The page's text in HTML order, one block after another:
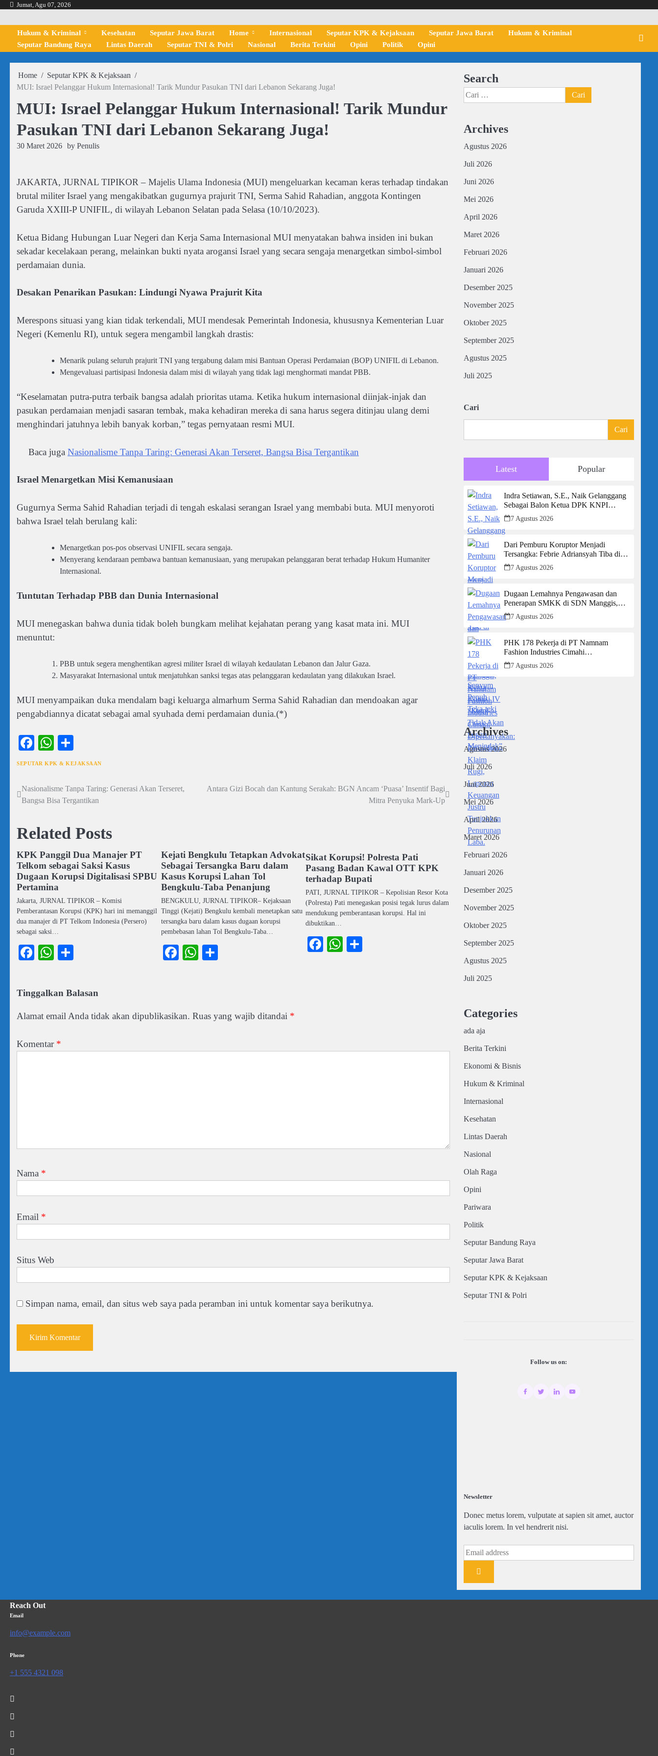
Skip
content
Jumat, Agu 07, 2026
Hukum & Kriminal Kesehatan Seputar Jawa Barat Home Internasional Seputar KPK & Kejaksaan Seputar Jawa Barat
Hukum & Kriminal
Seputar Bandung Raya
Lintas Daerah Seputar TNI & Polri Nasional Berita Terkini Opini Politik Opini
Home
Seputar KPK & Kejaksaan
MUI: Israel Pelanggar Hukum Internasional! Tarik Mundur Pasukan TNI dari Lebanon Sekarang Juga!
MUI: Israel Pelanggar Hukum Internasional! Tarik Mundur
Pasukan TNI dari Lebanon Sekarang Juga!
30 Maret 2026 by Penulis
JAKARTA, JURNAL TIPIKOR – Majelis Ulama Indonesia (MUI) mengeluarkan kecaman keras terhadap tindakan
brutal militer Israel yang mengakibatkan gugurnya prajurit TNI, Serma Sahid Rahadian, anggota Kontingen
Garuda XXIII-P UNIFIL, di wilayah Lebanon Selatan pada Selasa (10/10/2023).
Ketua Bidang Hubungan Luar Negeri dan Kerja Sama Internasional MUI menyatakan bahwa insiden ini bukan
sekadar kecelakaan perang, melainkan bukti nyata arogansi Israel yang secara sengaja menargetkan simbol-simbol
perdamaian dunia.
Desakan Penarikan Pasukan: Lindungi Nyawa Prajurit Kita
Merespons situasi yang kian tidak terkendali, MUI mendesak Pemerintah Indonesia, khususnya Kementerian Luar
Negeri (Kemenlu RI), untuk segera mengambil langkah drastis:
Menarik pulang seluruh prajurit TNI yang tergabung dalam misi Bantuan Operasi Perdamaian (BOP) UNIFIL di Lebanon.
Mengevaluasi partisipasi Indonesia dalam misi di wilayah yang tidak lagi menghormati mandat PBB.
“Keselamatan putra-putra terbaik bangsa adalah prioritas utama. Ketika hukum internasional diinjak-injak dan
pasukan perdamaian menjadi sasaran tembak, maka kehadiran mereka di sana harus segera ditinjau ulang demi
menghindari jatuhnya lebih banyak korban,” tegas pernyataan resmi MUI.
Baca juga Nasionalisme Tanpa Taring: Generasi Akan Terseret, Bangsa Bisa Tergantikan
Israel Menargetkan Misi Kemanusiaan
Gugurnya Serma Sahid Rahadian terjadi di tengah eskalasi serangan Israel yang membabi buta. MUI menyoroti
bahwa Israel telah berulang kali:
Menargetkan pos-pos observasi UNIFIL secara sengaja.
Menyerang kendaraan pembawa bantuan kemanusiaan, yang merupakan pelanggaran berat terhadap Hukum Humaniter
Internasional.
Tuntutan Terhadap PBB dan Dunia Internasional
MUI menegaskan bahwa dunia tidak boleh bungkam melihat kejahatan perang yang kasat mata ini. MUI
menuntut:
PBB untuk segera menghentikan agresi militer Israel di wilayah kedaulatan Lebanon dan Jalur Gaza.
Masyarakat Internasional untuk menjatuhkan sanksi tegas atas pelanggaran kedaulatan yang dilakukan Israel.
MUI menyampaikan duka mendalam bagi keluarga almarhum Serma Sahid Rahadian dan mendoakan agar
pengabdiannya dicatat sebagai amal syuhada demi perdamaian dunia.(*)
Facebook
WhatsApp
SEPUTAR KPK & KEJAKSAAN
Navigasi
Nasionalisme Tanpa Taring: Generasi Akan Terseret,
Bangsa Bisa Tergantikan
Antara Gizi Bocah dan Kantung Serakah: BGN Ancam ‘Puasa’ Insentif Bagi
Mitra Penyuka Mark-Up
Related Posts
KPK Panggil Dua Manajer PT
Telkom sebagai Saksi Kasus
Dugaan Korupsi Digitalisasi SPBU
Pertamina
Jakarta, JURNAL TIPIKOR – Komisi
Pemberantasan Korupsi (KPK) hari ini memanggil
dua manajer di PT Telkom Indonesia (Persero)
sebagai saksi…
Facebook
WhatsApp
Kejati Bengkulu Tetapkan Advokat
Sebagai Tersangka Baru dalam
Kasus Korupsi Lahan Tol
Bengkulu-Taba Penanjung
BENGKULU, JURNAL TIPIKOR– Kejaksaan
Tinggi (Kejati) Bengkulu kembali menetapkan satu
tersangka baru dalam kasus dugaan korupsi
pembebasan lahan Tol Bengkulu-Taba…
Facebook
WhatsApp
Sikat Korupsi! Polresta Pati
Pasang Badan Kawal OTT KPK
terhadap Bupati
PATI, JURNAL TIPIKOR – Kepolisian Resor Kota
(Polresta) Pati menegaskan posisi tegak lurus dalam
mendukung pemberantasan korupsi. Hal ini
dibuktikan…
Facebook
WhatsApp
Tinggalkan Balasan
Alamat email Anda tidak akan dipublikasikan. Ruas yang wajib ditandai *
Komentar *
Nama *
Email *
Situs Web
Simpan nama, email, dan situs web saya pada peramban ini untuk komentar saya berikutnya.
Search
Cari
untuk:
Archives
Agustus 2026
Juli 2026
Juni 2026
Mei 2026
April 2026
Maret 2026
Februari 2026
Januari 2026
Desember 2025
November 2025
Oktober 2025
September 2025
Agustus 2025
Juli 2025
Cari
Cari
Latest Popular
Indra Setiawan, S.E., Naik Gelanggang
Sebagai Balon Ketua DPK KNPI
Kecamatan Ciambar
7 Agustus 2026
Dari Pemburu Koruptor Menjadi
Tersangka: Febrie Adriansyah Tiba di
Kejagung Berborgol, Bawa Map Biru
dan Senyum Penuh Teka-teki
7 Agustus 2026
Dugaan Lemahnya Pengawasan dan
Penerapan SMKK di SDN Manggis,
Ketua Komisi IV “Kami Tidak Akan
Segan Menindak”
7 Agustus 2026
PHK 178 Pekerja di PT Namnam
Fashion Industries Cimahi
Dipertanyakan: Perusahaan Klaim Rugi,
Laporan Keuangan Justru Tunjukkan
7 Agustus 2026
Archives
Agustus 2026
Juli 2026
Juni 2026
Mei 2026
April 2026
Maret 2026
Februari 2026
Januari 2026
Desember 2025
November 2025
Oktober 2025
September 2025
Agustus 2025
Juli 2025
Categories
ada aja
Berita Terkini
Ekonomi & Bisnis
Hukum & Kriminal
Internasional
Kesehatan
Lintas Daerah
Nasional
Olah Raga
Opini
Pariwara
Politik
Seputar Bandung Raya
Seputar Jawa Barat
Seputar KPK & Kejaksaan
Seputar TNI & Polri
Follow us on:
Newsletter
Donec metus lorem, vulputate at sapien sit amet, auctor
iaculis lorem. In vel hendrerit nisi.
Reach Out
Email
info@example.com
Phone
+1 555 4321 098